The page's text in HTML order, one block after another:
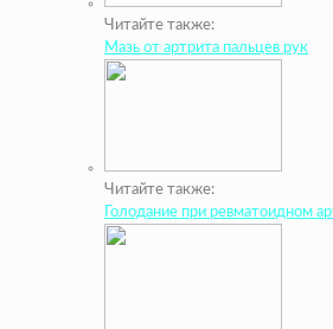
Читайте также:
Мазь от артрита пальцев рук
Читайте также:
Голодание при ревматоидном